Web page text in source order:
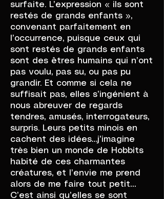
surfaite. L’expression « ils sont
restés de grands enfants »,
convenant parfaitement en
l’occurrence, puisque ceux qui
sont restés de grands enfants
sont des êtres humains qui n’ont
pas voulu, pas su, ou pas pu
grandir. Et comme si cela ne
suffisait pas, elles s’ingénient à
nous abreuver de regards
tendres, amusés, interrogateurs,
surpris. Leurs petits minois en
cachent des idées…j’imagine
très bien un monde de Hobbits
habité de ces charmantes
créatures, et l’envie me prend
alors de me faire tout petit…
C’est ainsi qu’elles se sont